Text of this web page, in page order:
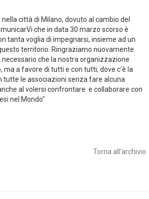
città di Milano, dovuto al cambio del
che in data 30 marzo scorso è
tanta voglia di impegnarsi, insieme ad un
territorio. Ringraziamo nuovamente
che la nostra organizzazione
a favore di tutti e con tutti, dove c'è la
tutte le associazioni senza fare alcuna
al volersi confrontare e collaborare con
nel Mondo"
Torna all'archivio